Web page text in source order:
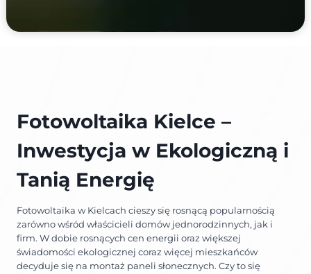
Fotowoltaika Kielce –
Inwestycja w Ekologiczną i
Tanią Energię
Fotowoltaika w Kielcach cieszy się rosnącą popularnością
zarówno wśród właścicieli domów jednorodzinnych, jak i
firm. W dobie rosnących cen energii oraz większej
świadomości ekologicznej coraz więcej mieszkańców
decyduje się na montaż paneli słonecznych. Czy to się